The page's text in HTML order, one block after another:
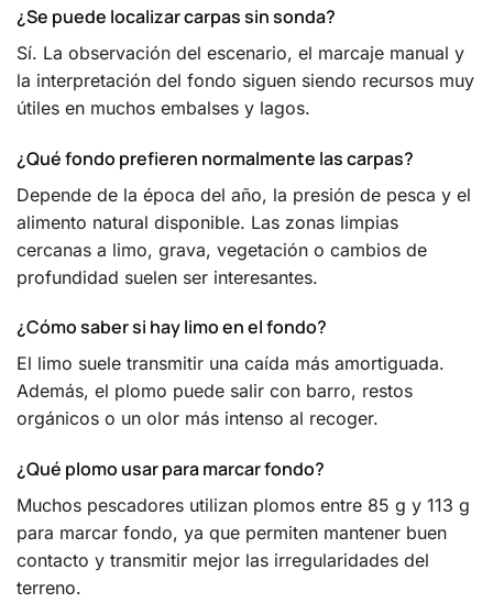
¿Se puede localizar carpas sin sonda?
Sí. La observación del escenario, el marcaje manual y
la interpretación del fondo siguen siendo recursos muy
útiles en muchos embalses y lagos.
¿Qué fondo prefieren normalmente las carpas?
Depende de la época del año, la presión de pesca y el
alimento natural disponible. Las zonas limpias
cercanas a limo, grava, vegetación o cambios de
profundidad suelen ser interesantes.
¿Cómo saber si hay limo en el fondo?
El limo suele transmitir una caída más amortiguada.
Además, el plomo puede salir con barro, restos
orgánicos o un olor más intenso al recoger.
¿Qué plomo usar para marcar fondo?
Muchos pescadores utilizan plomos entre 85 g y 113 g
para marcar fondo, ya que permiten mantener buen
contacto y transmitir mejor las irregularidades del
terreno.